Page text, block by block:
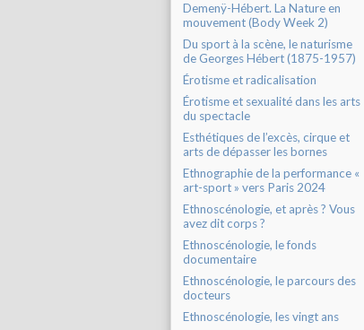
Demenÿ-Hébert. La Nature en
mouvement (Body Week 2)
Du sport à la scène, le naturisme
de Georges Hébert (1875-1957)
Érotisme et radicalisation
Érotisme et sexualité dans les arts
du spectacle
Esthétiques de l’excès, cirque et
arts de dépasser les bornes
Ethnographie de la performance «
art-sport » vers Paris 2024
Ethnoscénologie, et après ? Vous
avez dit corps ?
Ethnoscénologie, le fonds
documentaire
Ethnoscénologie, le parcours des
docteurs
Ethnoscénologie, les vingt ans